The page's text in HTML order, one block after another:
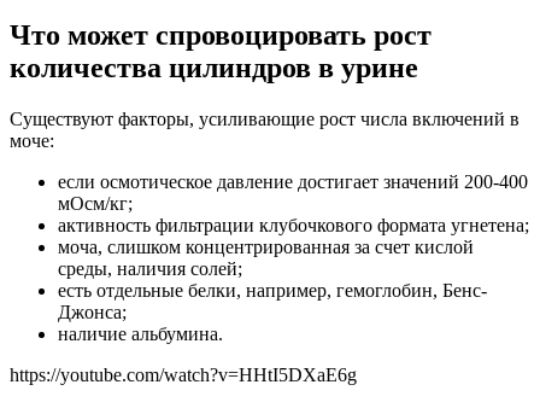
Что может спровоцировать рост
количества цилиндров в урине
Существуют факторы, усиливающие рост числа включений в
моче:
если осмотическое давление достигает значений 200-400
мОсм/кг;
активность фильтрации клубочкового формата угнетена;
моча, слишком концентрированная за счет кислой
среды, наличия солей;
есть отдельные белки, например, гемоглобин, Бенс-
Джонса;
наличие альбумина.
https://youtube.com/watch?v=HHtI5DXaE6g